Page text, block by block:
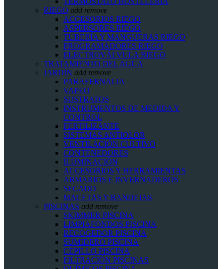
RIEGO add remove
ACCESORIOS RIEGO
ASPERSORES RIEGO
TUBERÍA Y MANGUERAS RIEGO
PROGRAMADORES RIEGO
ELECTROVÁLVULA RIEGO
TRATAMIENTO DEL AGUA
JARDÍN add remove
PARAFERNALIA
VAPEO
SUSTRATOS
INSTRUMENTOS DE MEDIDA Y
CONTROL
FERTILIZANTE
SISTEMAS ANTIOLOR
VENTILACIÓN CULTIVO
CONTENEDORES
ILUMINACIÓN
ACCESORIOS Y HERRAMIENTAS
ARMARIOS E INVERNADEROS
SECADO
MACETAS Y BANDEJAS
PISCINAS add remove
SKIMMER PISCINA
LIMPIAFONDOS PISCINA
RECOGEDOR PISCINA
SUMIDERO PISCINA
CEPILLO PISCINA
FILTRACIÓN PISCINAS